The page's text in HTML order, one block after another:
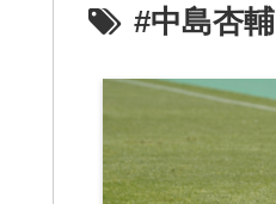
#中島杏輔